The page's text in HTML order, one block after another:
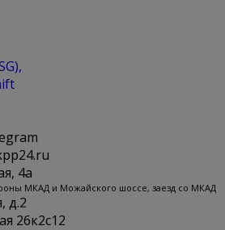
4a
МКАД и Можайского шоссе, заезд со МКАД
д.2
26к2с12